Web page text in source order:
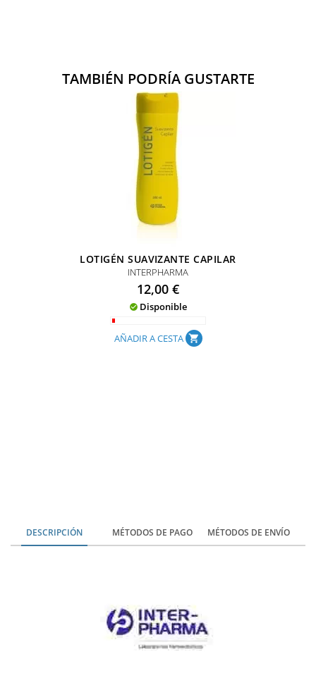
TAMBIÉN PODRÍA GUSTARTE
LOTIGÉN SUAVIZANTE CAPILAR
INTERPHARMA
Precio
12,00 €
 Disponible
AÑADIR A CESTA shopping_cart
DESCRIPCIÓN MÉTODOS DE PAGO MÉTODOS DE ENVÍO